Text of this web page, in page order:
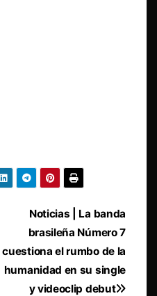
Noticias | La banda
brasileña Número 7
cuestiona el rumbo de la
humanidad en su single
y videoclip debut